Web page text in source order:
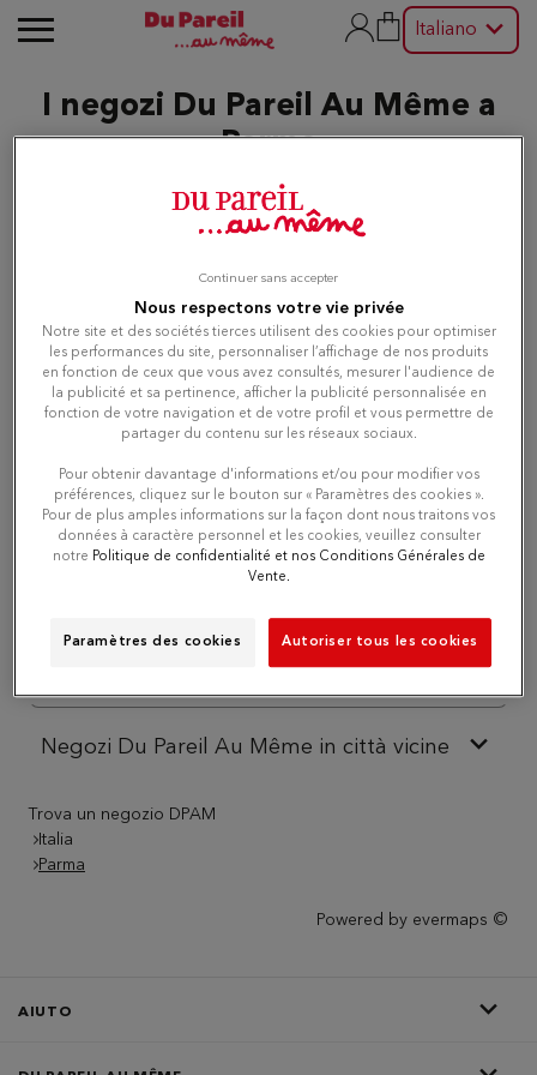
Italiano
I negozi Du Pareil Au Même a
Parma
Elenco Mappa
1
Du Pareil au même PARMA
EUROTORRI
C.C. EUROTORRI VIA BALESTRIERI 19A
43122 PARMA
Aperto alle 09:00 - 20:00
Itinerario
Negozi Du Pareil Au Même in città vicine
Trova un negozio DPAM
Italia
Parma
Powered by evermaps ©
AIUTO
Nous respectons votre vie privée
Notre site et des sociétés tierces utilisent des cookies pour optimiser
les performances du site, personnaliser l’affichage de nos produits
en fonction de ceux que vous avez consultés, mesurer l'audience de
la publicité et sa pertinence, afficher la publicité personnalisée en
fonction de votre navigation et de votre profil et vous permettre de
partager du contenu sur les réseaux sociaux.
Pour obtenir davantage d'informations et/ou pour modifier vos
préférences, cliquez sur le bouton sur « Paramètres des cookies ».
Pour de plus amples informations sur la façon dont nous traitons vos
données à caractère personnel et les cookies, veuillez consulter
notre Politique de confidentialité et nos Conditions Générales de
Vente.
Paramètres des cookies Autoriser tous les cookies
Continuer sans accepter